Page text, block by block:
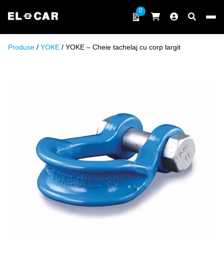
ELCAR
0
Produse / YOKE / YOKE – Cheie tachelaj cu corp largit